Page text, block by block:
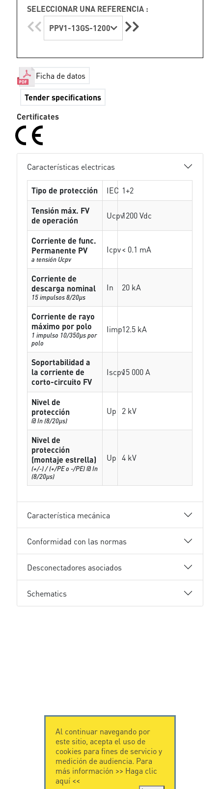
SELECCIONAR UNA REFERENCIA :
PPV1-13GS-1200
Ficha de datos
Tender specifications
Certificates
Características electricas
Tipo de protección IEC 1+2
Tensión máx. FV
de operación
Ucpv1200 Vdc
Corriente de func.
Permanente PV
a tensión Ucpv
Icpv< 0.1 mA
Corriente de
descarga nominal
15 impulsos 8/20µs
In 20 kA
Corriente de rayo
máximo por polo
1 impulso 10/350µs por
polo
Iimp12.5 kA
Soportabilidad a
la corriente de
corto-circuito FV
Iscpv15 000 A
Nivel de
protección
@ In (8/20µs)
Up 2 kV
Nivel de
protección
(montaje estrella)
(+/-) / (+/PE o -/PE) @ In
(8/20µs)
Up 4 kV
Característica mecánica
Conformidad con las normas
Desconectadores asociados
Schematics
Al continuar navegando por
este sitio, acepta el uso de
cookies para fines de servicio y
medición de audiencia. Para
más información >> Haga clic
aquí<<